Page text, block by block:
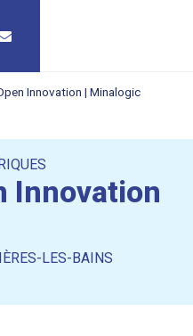
Innovation | Minalogic
Innovation
LES-BAINS